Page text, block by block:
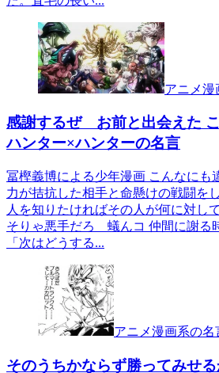
アニメ漫
感謝するぜ お前と出会えた こ
ハンター×ハンターの名言
冨樫義博による少年漫画 こんなに
力が拮抗した相手と命懸けの戦闘を
人を知りたければその人が何に対し
そりゃ悪手だろ 蟻んコ 仲間に謝る
「次はどうする...
アニメ漫画系の名
そのうちかならず勝ってみせ